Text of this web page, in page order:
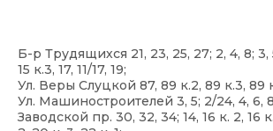
Б-р Трудящихся 21, 23, 25, 27; 2, 4, 8; 3,
15 к.3, 17, 11/17, 19;
Ул. Веры Слуцкой 87, 89 к.2, 89 к.3, 89
Ул. Машиностроителей 3, 5; 2/24, 4, 6,
Заводской пр. 30, 32, 34; 14, 16 к. 2, 16